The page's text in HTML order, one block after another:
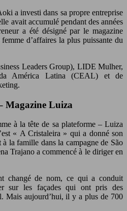
a investi dans sa propre entreprise
avait accumulé pendant des années
a été désigné par le magazine
d’affaires la plus puissante du
Leaders Group), LIDE Mulher,
América Latina (CEAL) et de
Magazine Luiza
à la tête de sa plateforme – Luiza
« A Cristaleira » qui a donné son
à la famille dans la campagne de São
Trajano a commencé à le diriger en
changé de nom, ce qui a conduit
sur les façades qui ont pris des
Mais aujourd’hui, il y a plus de 700